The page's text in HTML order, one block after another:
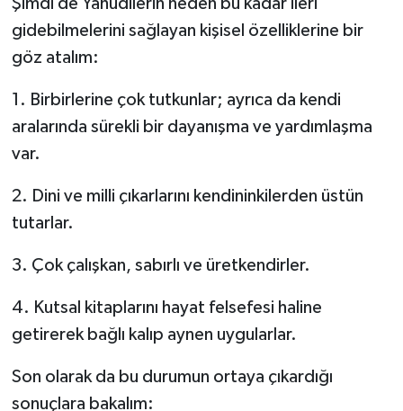
Şimdi de Yahudilerin neden bu kadar ileri
gidebilmelerini sağlayan kişisel özelliklerine bir
göz atalım:
1. Birbirlerine çok tutkunlar; ayrıca da kendi
aralarında sürekli bir dayanışma ve yardımlaşma
var.
2. Dini ve milli çıkarlarını kendininkilerden üstün
tutarlar.
3. Çok çalışkan, sabırlı ve üretkendirler.
4. Kutsal kitaplarını hayat felsefesi haline
getirerek bağlı kalıp aynen uygularlar.
Son olarak da bu durumun ortaya çıkardığı
sonuçlara bakalım: